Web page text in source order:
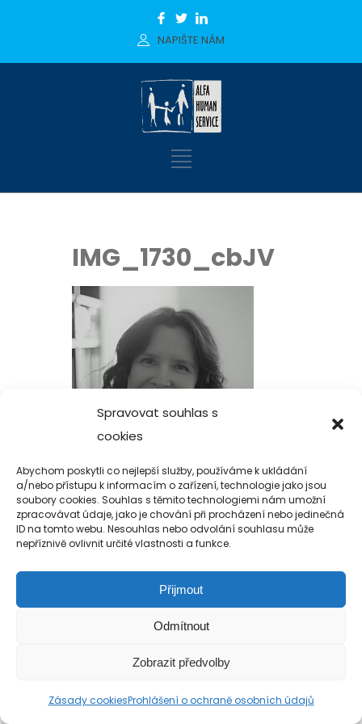
Spravovat souhlas s
cookies
Abychom poskytli co nejlepší služby, používáme k ukládání
a/nebo přístupu k informacím o zařízení, technologie jako jsou
soubory cookies. Souhlas s těmito technologiemi nám umožní
zpracovávat údaje, jako je chování při procházení nebo jedinečná
ID na tomto webu. Nesouhlas nebo odvolání souhlasu může
nepříznivě ovlivnit určité vlastnosti a funkce.
Přijmout
Odmítnout
Zobrazit předvolby
Zásady cookiesProhlášení o ochraně osobních údajů
NAPIŠTE NÁM
IMG_1730_cbJV
Copyright 2019-2026 Alfa Human Service
/ TM Servis - the technical motion s.r.o.